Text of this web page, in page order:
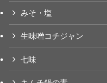
みそ・塩
生味噌コチジャン
七味